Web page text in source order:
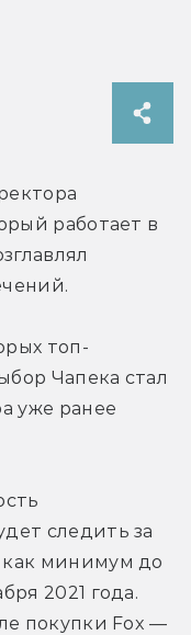
работает в
топ-
Чапека стал
следить за
минимум до
2021 года.
покупки Fox —